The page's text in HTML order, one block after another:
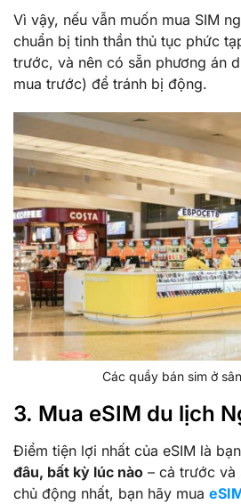
Vì vậy, nếu vẫn muốn mua SIM
chuẩn bị tinh thần thủ tục phức
trước, và nên có sẵn phương án
mua trước) để tránh bị động.
Các quầy bán sim ở
3. Mua eSIM du lịch
Điểm tiện lợi nhất của eSIM là bạn
đâu, bất kỳ lúc nào – cả trước và
chủ động nhất, bạn hãy mua